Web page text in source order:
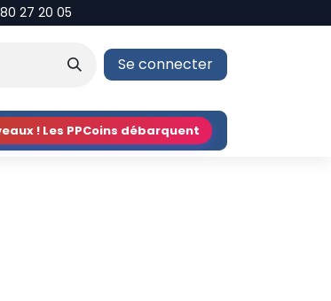
27 20 05
Se connecter
! Les PPCoins débarquent